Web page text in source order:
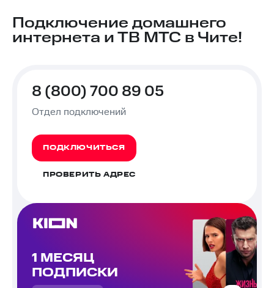
Подключение домашнего
интернета и ТВ МТС в Чите!
8 (800) 700 89 05
Отдел подключений
ПОДКЛЮЧИТЬСЯ
ПРОВЕРИТЬ АДРЕС
1 МЕСЯЦ
ПОДПИСКИ